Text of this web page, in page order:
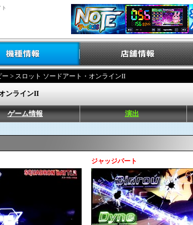
ー > スロット ソードアート・オンラインII
ンラインII
ゲーム情報 演出
ジャッジパート